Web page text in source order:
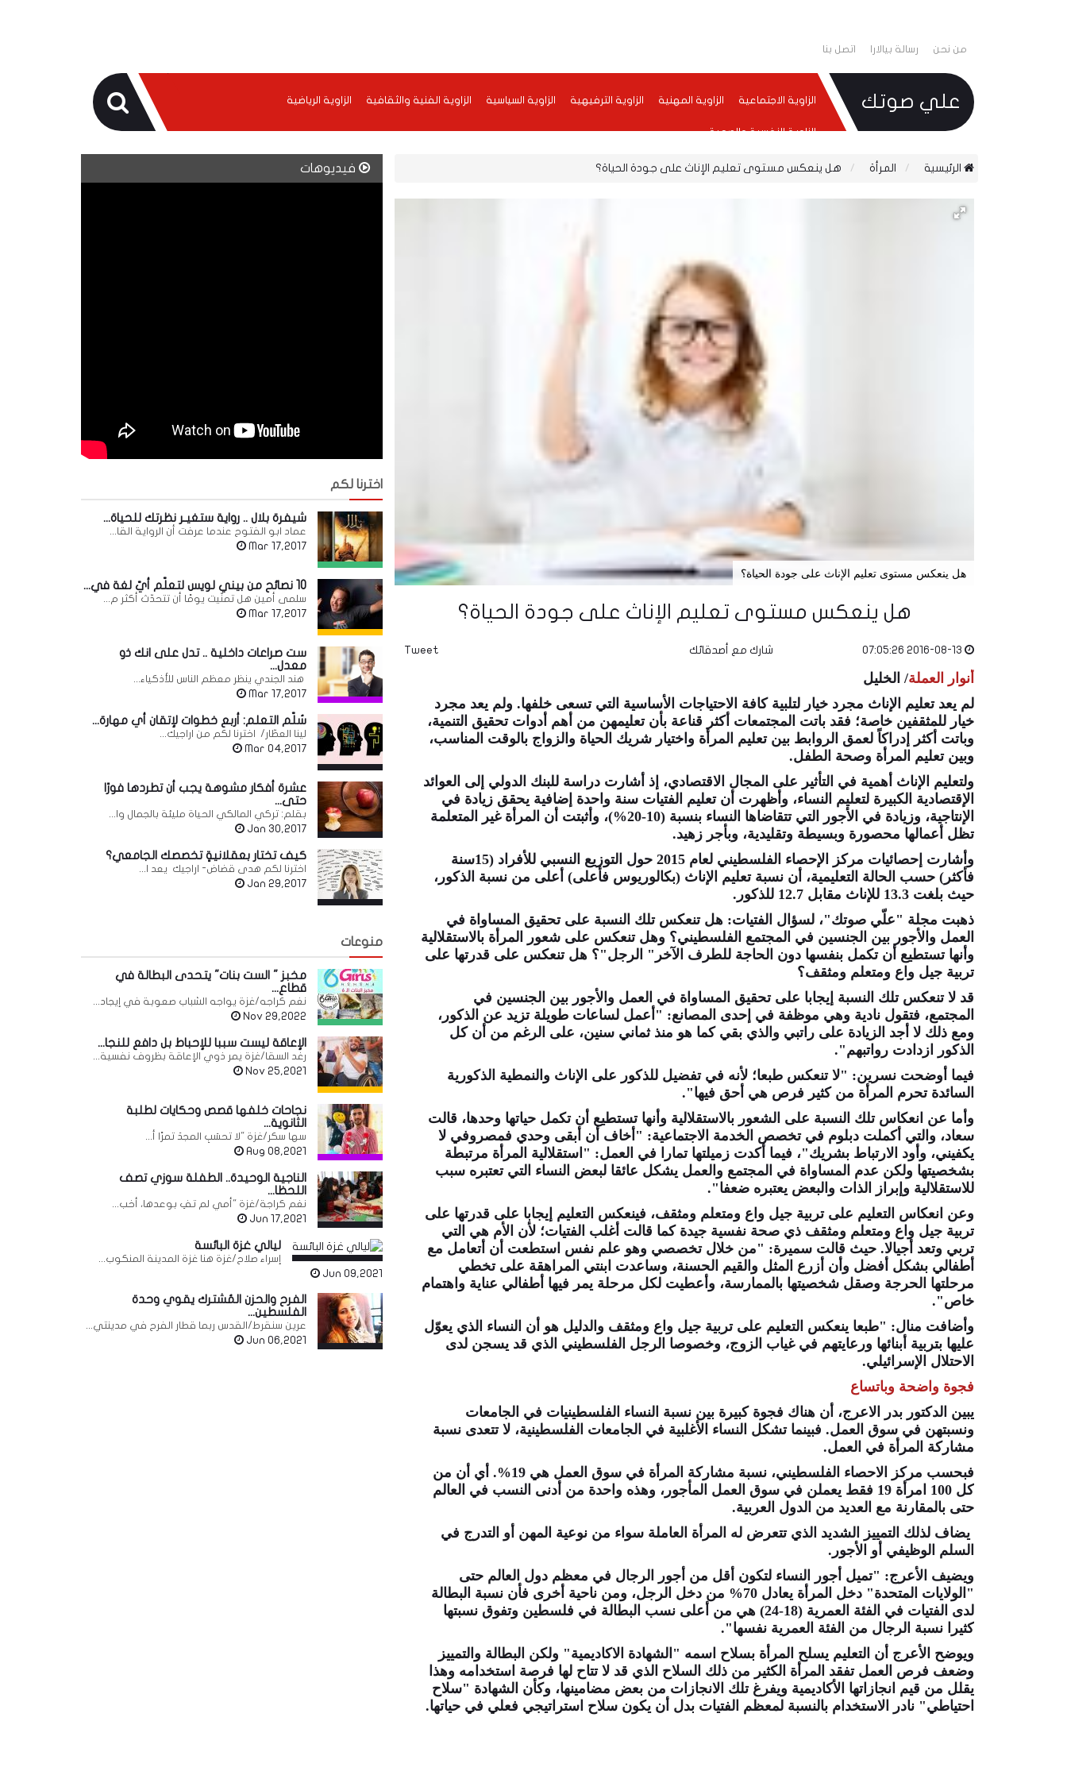
من نحن رسالة بيالارا اتصل بنا
علي صوتك الزاوية الاجتماعية الزاوية المهنية الزاوية الترفيهية الزاوية السياسية الزاوية الفنية والثقافية الزاوية الرياضية
الزاوية النفسية والصحية
الرئيسية المرأة هل ينعكس مستوى تعليم الإناث على جودة الحياة؟
هل ينعكس مستوى تعليم الإناث على جودة الحياة؟
هل ينعكس مستوى تعليم الإناث على جودة الحياة؟
2016-08-13 07:05:26 شارك مع أصدقائك Tweet
أنوار العملة/ الخليل
لم يعد تعليم الإناث مجرد خيار لتلبية كافة الاحتياجات الأساسية التي تسعى خلفها. ولم يعد مجرد
خيار للمثقفين خاصة؛ فقد باتت المجتمعات أكثر قناعة بأن تعليمهن من أهم أدوات تحقيق التنمية،
وباتت أكثر إدراكاً لعمق الروابط بين تعليم المرأة واختيار شريك الحياة والزواج بالوقت المناسب،
وبين تعليم المرأة وصحة الطفل.
ولتعليم الإناث أهمية في التأثير على المجال الاقتصادي، إذ أشارت دراسة للبنك الدولي إلى العوائد
الإقتصادية الكبيرة لتعليم النساء، وأظهرت أن تعليم الفتيات سنة واحدة إضافية يحقق زيادة في
الإنتاجية، وزيادة في الأجور التي تتقاضاها النساء بنسبة (10-20%)، وأثبتت أن المرأة غير المتعلمة
تظل أعمالها محصورة وبسيطة وتقليدية، وبأجر زهيد.
وأشارت إحصائيات مركز الإحصاء الفلسطيني لعام 2015 حول التوزيع النسبي للأفراد (15سنة
فأكثر) حسب الحالة التعليمية، أن نسبة تعليم الإناث (بكالوريوس فأعلى) أعلى من نسبة الذكور،
حيث بلغت 13.3 للإناث مقابل 12.7 للذكور.
ذهبت مجلة "علّي صوتك"، لسؤال الفتيات: هل تنعكس تلك النسبة على تحقيق المساواة في
العمل والأجور بين الجنسين في المجتمع الفلسطيني؟ وهل تنعكس على شعور المرأة بالاستقلالية
وأنها تستطيع أن تكمل بنفسها دون الحاجة للطرف الآخر" الرجل"؟ هل تنعكس على قدرتها على
تربية جيل واع ومتعلم ومثقف؟
قد لا تنعكس تلك النسبة إيجابا على تحقيق المساواة في العمل والأجور بين الجنسين في
المجتمع، فتقول نادية وهي موظفة في إحدى المصانع: "أعمل لساعات طويلة تزيد عن الذكور،
ومع ذلك لا أجد الزيادة على راتبي والذي بقي كما هو منذ ثماني سنين، على الرغم من أن كل
الذكور ازدادت رواتبهم".
فيما أوضحت نسرين: "لا تنعكس طبعا؛ لأنه في تفضيل للذكور على الإناث والنمطية الذكورية
السائدة تحرم المرأة من كثير فرص هي أحق فيها".
وأما عن انعكاس تلك النسبة على الشعور بالاستقلالية وأنها تستطيع أن تكمل حياتها وحدها، قالت
سعاد، والتي أكملت دبلوم في تخصص الخدمة الاجتماعية: "أخاف أن أبقى وحدي فمصروفي لا
يكفيني، وأود الارتباط بشريك"، فيما أكدت زميلتها تمارا في العمل: "استقلالية المرأة مرتبطة
بشخصيتها ولكن عدم المساواة في المجتمع والعمل يشكل عائقا لبعض النساء التي تعتبره سبب
للاستقلالية وإبراز الذات والبعض يعتبره ضعفا".
وعن انعكاس التعليم على تربية جيل واع ومتعلم ومثقف، فينعكس التعليم إيجابا على قدرتها على
تربية جيل واع ومتعلم ومثقف ذي صحة نفسية جيدة كما قالت أغلب الفتيات؛ لأن الأم هي التي
تربي وتعد أجيالا. حيث قالت سميرة: "من خلال تخصصي وهو علم نفس استطعت أن أتعامل مع
أطفالي بشكل أفضل وأن أزرع المثل والقيم الحسنة، وساعدت ابنتي المراهقة على تخطي
مرحلتها الحرجة وصقل شخصيتها بالممارسة، وأعطيت لكل مرحلة يمر فيها أطفالي عناية واهتمام
خاص".
وأضافت منال: "طبعا ينعكس التعليم على تربية جيل واع ومثقف والدليل هو أن النساء الذي يعوّل
عليها بتربية أبنائها ورعايتهم في غياب الزوج، وخصوصا الرجل الفلسطيني الذي قد يسجن لدى
الاحتلال الإسرائيلي.
فجوة واضحة وباتساع
يبين الدكتور بدر الاعرج، أن هناك فجوة كبيرة بين نسبة النساء الفلسطينيات في الجامعات
ونسبتهن في سوق العمل. فبينما تشكل النساء الأغلبية في الجامعات الفلسطينية، لا تتعدى نسبة
مشاركة المرأة في العمل.
فبحسب مركز الاحصاء الفلسطيني، نسبة مشاركة المرأة في سوق العمل هي 19%. أي أن من
كل 100 امرأة 19 فقط يعملن في سوق العمل المأجور، وهذه واحدة من أدنى النسب في العالم
حتى بالمقارنة مع العديد من الدول العربية.
يضاف لذلك التمييز الشديد الذي تتعرض له المرأة العاملة سواء من نوعية المهن أو التدرج في
السلم الوظيفي أو الأجور.
ويضيف الأعرج: "تميل أجور النساء لتكون أقل من أجور الرجال في معظم دول العالم حتى
"الولايات المتحدة" دخل المرأة يعادل 70% من دخل الرجل، ومن ناحية أخرى فأن نسبة البطالة
لدى الفتيات في الفئة العمرية (18-24) هي من أعلى نسب البطالة في فلسطين وتفوق نسبتها
كثيرا نسبة الرجال من الفئة العمرية نفسها".
ويوضح الأعرج أن التعليم يسلح المرأة بسلاح اسمه "الشهادة الاكاديمية" ولكن البطالة والتمييز
وضعف فرص العمل تفقد المرأة الكثير من ذلك السلاح الذي قد لا تتاح لها فرصة استخدامه وهذا
يقلل من قيم انجازاتها الأكاديمية ويفرغ تلك الانجازات من بعض مضامينها، وكأن الشهادة "سلاح
احتياطي" نادر الاستخدام بالنسبة لمعظم الفتيات بدل أن يكون سلاح استراتيجي فعلي في حياتها.
فيديوهات
اخترنا لكم
شيفرة بلال .. رواية ستغيـر نظرتك للحياة...
عماد ابو الفتوح عندما عرفت أن الرواية القا...
Mar 17,2017
10 نصائح من بيني لويس لتعلّم أيّ لغة في...
سلمى أمين هل تمنّيت يومًا أن تتحدّث أكثر م...
Mar 17,2017
ست صراعات داخلية .. تدل على انك ذو
معدل...
هند الجندي ينظر معظم الناس للأذكياء...
Mar 17,2017
سُلّم التعلم: أربع خطوات لإتقان أي مهارة...
لينا العطّار/ اخترنا لكم من اراجيك...
Mar 04,2017
عشرة أفكار مشوهة يجب أن تطردها فورًا
حتى...
بقلم: تركي المالكي الحياة مليئة بالجمال وا...
Jan 30,2017
كيف تختار بعقلانيةٍ تخصصك الجامعي؟
اخترنا لكم هدى قضاض- اراجيك يعد ا...
Jan 29,2017
منوعات
مخبز " الست بنات" يتحدى البطالة في
قطاع...
نغم كراجه/غزة يواجه الشباب صعوبة في إيجاد...
Nov 29,2022
الإعاقة ليست سببا للإحباط بل دافع للنجا...
رغد السقا/غزة يمر ذوي الإعاقة بظروف نفسية...
Nov 25,2021
نجاحات خلفها قصص وحكايات لطلبة
الثانوية...
سها سكر/غزة "لا تحسَبِ المجدَ تمرًا أ...
Aug 08,2021
الناجية الوحيدة.. الطفلة سوزي تصف
اللحظا...
نغم كراجة/غزة "أمي لم تفِ بوعدها، أخب...
Jun 17,2021
ليالي غزة البائسة
إسراء صلاح/غزة هنا غزة المدينة المنكوب...
Jun 09,2021
الفرح والحزن المُشترك يقوي وحدة
الفلسطين...
عرين سنقرط/القدس ربما قطار الفرح في مدينتي...
Jun 06,2021